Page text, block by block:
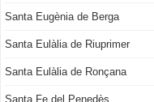
Santa Eugènia de Berga
Santa Eulàlia de Riuprimer
Santa Eulàlia de Ronçana
Santa Fe del Penedès